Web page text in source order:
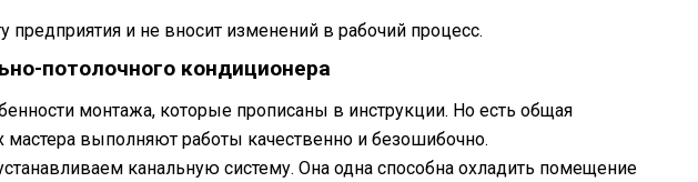
и не вносит изменений в рабочий процесс.
потолочного кондиционера
монтажа, которые прописаны в инструкции. Но есть общая
мастера выполняют работы качественно и безошибочно.
канальную систему. Она одна способна охладить помещение